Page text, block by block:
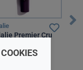
Premier Cru